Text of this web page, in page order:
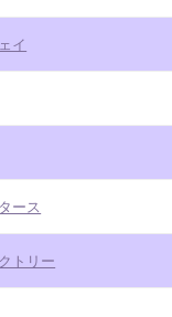
イ
ース
トリー